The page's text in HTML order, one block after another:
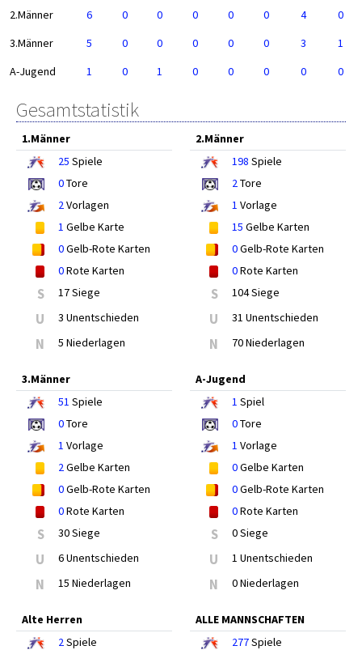
2.Männer
6 0 0 0 0 0 4
0
3.Männer
5 0 0 0 0 0 3
1
A-Jugend
1 0 1 0 0 0 0 0
Gesamtstatistik
1.Männer
25 Spiele
0Tore
2Vorlagen
1 Gelbe Karte
0Gelb-Rote Karten
0Rote Karten
S 17 Siege
U 3 Unentschieden
N 5 Niederlagen
2.Männer
198 Spiele
2Tore
1 Vorlage
15 Gelbe Karten
0Gelb-Rote Karten
0Rote Karten
S 104 Siege
U 31 Unentschieden
N 70 Niederlagen
3.Männer
51 Spiele
0Tore
1 Vorlage
2Gelbe Karten
0Gelb-Rote Karten
0Rote Karten
S 30 Siege
U 6 Unentschieden
N 15 Niederlagen
A-Jugend
1 Spiel
0Tore
1 Vorlage
0Gelbe Karten
0Gelb-Rote Karten
0Rote Karten
S 0 Siege
U 1 Unentschieden
N 0 Niederlagen
Alte Herren
2Spiele
ALLE MANNSCHAFTEN
277Spiele